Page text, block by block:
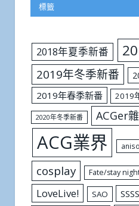
標籤
2018年夏季新番
2019年冬季新番
2019年春季新番
2019
2020年冬季新番 ACGer
ACG業界
cosplay Fate/stay
LoveLive! SAO